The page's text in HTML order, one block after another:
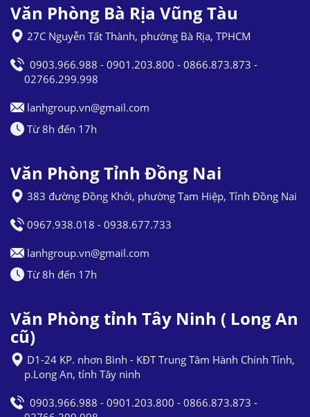
Văn Phòng Bà Rịa Vũng Tàu
27C Nguyễn Tất Thành, phường Bà Rịa, TPHCM
0903.966.988 - 0901.203.800 - 0866.873.873 -
02766.299.998
lanhgroup.vn@gmail.com
Từ 8h đến 17h
Văn Phòng Tỉnh Đồng Nai
383 đường Đồng Khởi, phường Tam Hiệp, Tỉnh Đồng Nai
0967.938.018 - 0938.677.733
lanhgroup.vn@gmail.com
Từ 8h đến 17h
Văn Phòng tỉnh Tây Ninh ( Long An
cũ)
D1-24 KP. nhơn Bình - KĐT Trung Tâm Hành Chính Tỉnh,
p.Long An, tỉnh Tây ninh
0903.966.988 - 0901.203.800 - 0866.873.873 -